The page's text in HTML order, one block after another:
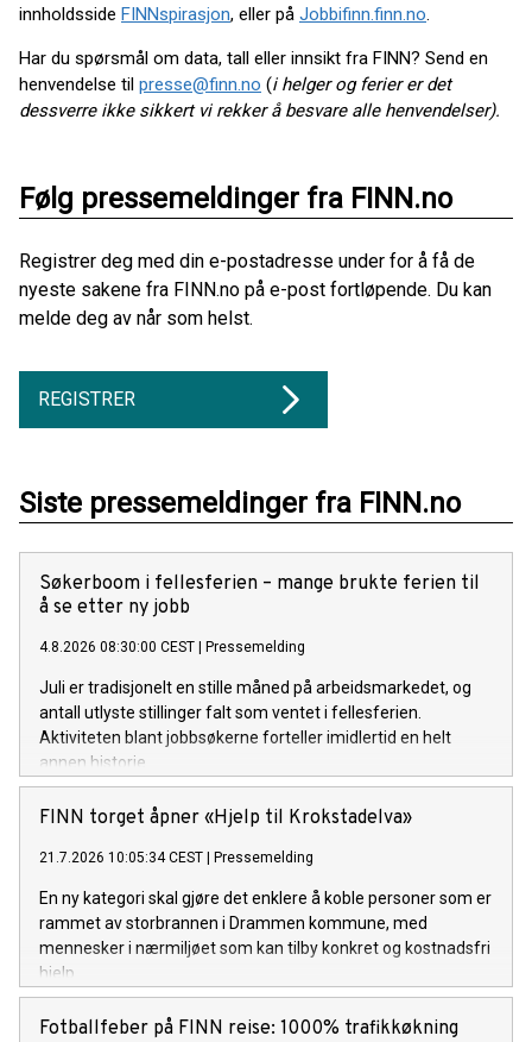
innholdsside FINNspirasjon, eller på Jobbifinn.finn.no
Har du spørsmål om data, tall eller innsikt fra FINN? Send en
henvendelse til presse@finn.no (i helger og ferier er det
dessverre ikke sikkert vi rekker å besvare alle henvendelser).
Følg pressemeldinger fra FINN.no
Registrer deg med din e-postadresse under for å få de
nyeste sakene fra FINN.no på e-post fortløpende. Du kan
melde deg av når som helst.
REGISTRER
Siste pressemeldinger fra FINN.no
Søkerboom i fellesferien – mange brukte ferien til
å se etter ny jobb
4.8.2026 08:30:00 CEST | Pressemelding
Juli er tradisjonelt en stille måned på arbeidsmarkedet, og
antall utlyste stillinger falt som ventet i fellesferien.
Aktiviteten blant jobbsøkerne forteller imidlertid en helt
annen historie.
FINN torget åpner «Hjelp til Krokstadelva»
21.7.2026 10:05:34 CEST | Pressemelding
En ny kategori skal gjøre det enklere å koble personer som er
rammet av storbrannen i Drammen kommune, med
mennesker i nærmiljøet som kan tilby konkret og kostnadsfri
hjelp.
Fotballfeber på FINN reise: 1000% trafikkøkning